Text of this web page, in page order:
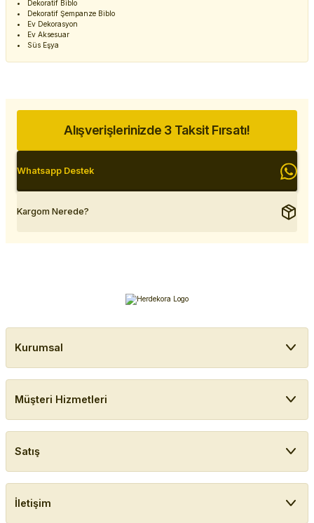
Dekoratif Biblo
Dekoratif Şempanze Biblo
Ev Dekorasyon
Ev Aksesuar
Süs Eşya
Alışverişlerinizde 3 Taksit Fırsatı!
Whatsapp Destek
Kargom Nerede?
Kurumsal
Müşteri Hizmetleri
Satış
İletişim